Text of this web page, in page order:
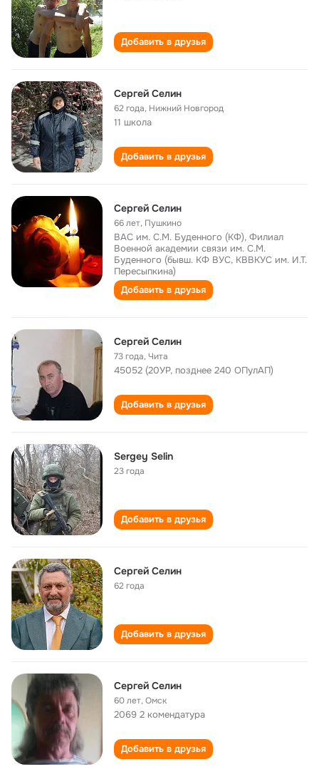
Добавить в друзья
Сергей Селин
62 года, Нижний Новгород
11 школа
Добавить в друзья
Сергей Селин
66 лет, Пушкино
ВАС им. С.М. Буденного (КФ), Филиал
Военной академии связи им. С.М.
Буденного (бывш. КФ ВУС, КВВКУС им. И.Т.
Пересыпкина)
Добавить в друзья
Сергей Селин
73 года,Чита
45052 (20УР, позднее 240 ОПулАП)
Добавить в друзья
Sergey Selin
23 года
Добавить в друзья
Сергей Селин
62 года
Добавить в друзья
Сергей Селин
60 лет,Омск
2069 2 комендатура
Добавить в друзья